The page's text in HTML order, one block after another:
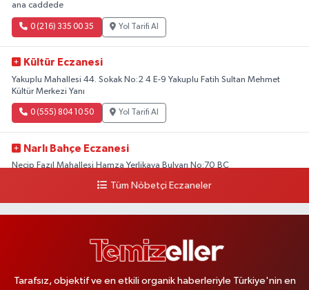
ana caddede
0 (216) 335 00 35 Yol Tarifi Al
Kültür Eczanesi
Yakuplu Mahallesi 44. Sokak No:2 4 E-9 Yakuplu Fatih Sultan Mehmet
Kültür Merkezi Yanı
0 (555) 804 10 50 Yol Tarifi Al
Narlı Bahçe Eczanesi
Necip Fazıl Mahallesi Hamza Yerlikaya Bulvarı No:70 BC
Yol Tarifi Al
Erenköy Mahallesi Kantarcırıza Sokak No:23 B
Yol Tarifi Al
Tüm Nöbetçi Eczaneler
Tarafsız, objektif ve en etkili organik haberleriyle Türkiye'nin en